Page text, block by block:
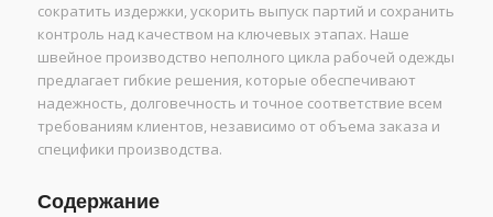
сократить издержки, ускорить выпуск партий и сохранить
контроль над качеством на ключевых этапах. Наше
швейное производство неполного цикла рабочей одежды
предлагает гибкие решения, которые обеспечивают
надежность, долговечность и точное соответствие всем
требованиям клиентов, независимо от объема заказа и
специфики производства.
Содержание